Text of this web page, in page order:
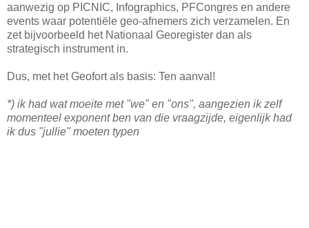
aanwezig op PICNIC, Infographics, PFCongres en andere
events waar potentiële geo-afnemers zich verzamelen. En
zet bijvoorbeeld het Nationaal Georegister dan als
strategisch instrument in.
Dus, met het Geofort als basis: Ten aanval!
*) ik had wat moeite met "we" en "ons", aangezien ik zelf
momenteel exponent ben van die vraagzijde, eigenlijk had
ik dus "jullie" moeten typen